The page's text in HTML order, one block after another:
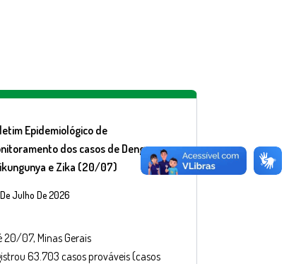
Epidemiológico de
dos casos de Dengue,
e Zika (20/07)
Julho De 2026
20/07, Minas Gerais
63.703 casos prováveis (casos